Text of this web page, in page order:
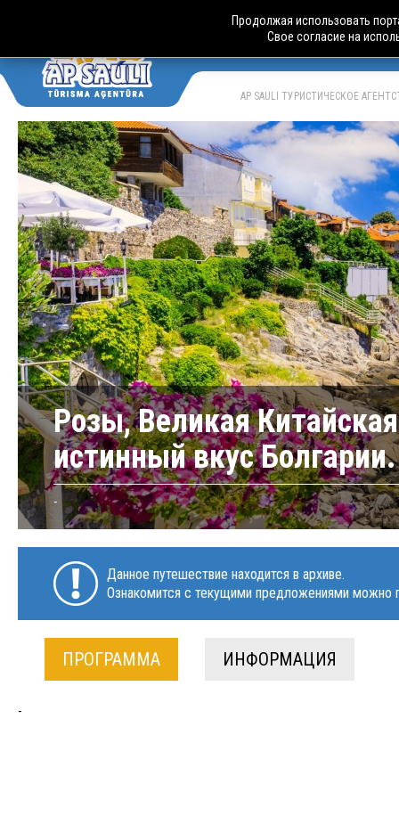
AP SAULI ТУРИСТИЧЕСКОЕ
Розы, Великая
истинный вкус
-
Данное путешествие находится в архиве.
Ознакомится с текущими предложениями можно
ПРОГРАММА ИНФОРМАЦИЯ
-
Продолжая использовать
Свое согласие на